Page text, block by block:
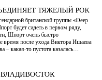
ТЯЖЕЛЫЙ РОК
британской группы «Deep
будет сидеть в первом ряду,
Шпорт очень быстро
время после ухода Виктора Ишаева
какая-то пустота казалась…